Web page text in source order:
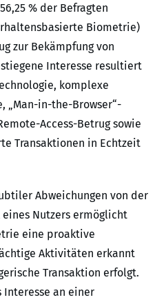
% der Befragten
Biometrie)
zur Bekämpfung von
Interesse resultiert
komplexe
„Man-in-the-Browser“-
Access-Betrug sowie
Transaktionen in Echtzeit
Abweichungen von der
Nutzers ermöglicht
eine proaktive
Aktivitäten erkannt
Transaktion erfolgt.
Interesse an einer